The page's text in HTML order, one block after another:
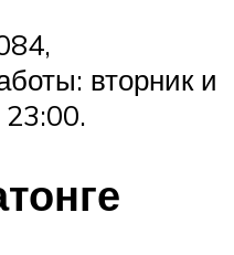
вторник и